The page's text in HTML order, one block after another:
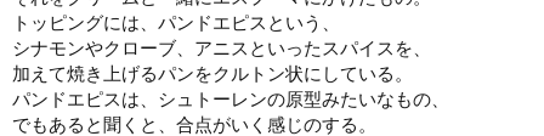
トッピングには、パンドエピスという、
シナモンやクローブ、アニスといったスパイスを、
加えて焼き上げるパンをクルトン状にしている。
パンドエピスは、シュトーレンの原型みたいなもの、
でもあると聞くと、合点がいく感じのする。